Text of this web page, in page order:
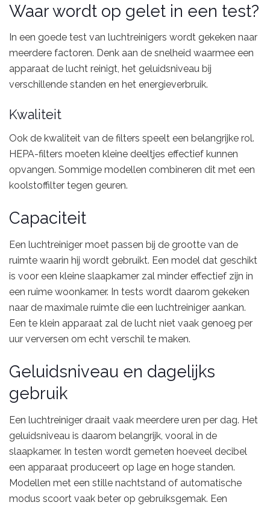
Waar wordt op gelet in een test?
In een goede test van luchtreinigers wordt gekeken naar
meerdere factoren. Denk aan de snelheid waarmee een
apparaat de lucht reinigt, het geluidsniveau bij
verschillende standen en het energieverbruik.
Kwaliteit
Ook de kwaliteit van de filters speelt een belangrijke rol.
HEPA-filters moeten kleine deeltjes effectief kunnen
opvangen. Sommige modellen combineren dit met een
koolstoffilter tegen geuren.
Capaciteit
Een luchtreiniger moet passen bij de grootte van de
ruimte waarin hij wordt gebruikt. Een model dat geschikt
is voor een kleine slaapkamer zal minder effectief zijn in
een ruime woonkamer. In tests wordt daarom gekeken
naar de maximale ruimte die een luchtreiniger aankan.
Een te klein apparaat zal de lucht niet vaak genoeg per
uur verversen om echt verschil te maken.
Geluidsniveau en dagelijks
gebruik
Een luchtreiniger draait vaak meerdere uren per dag. Het
geluidsniveau is daarom belangrijk, vooral in de
slaapkamer. In testen wordt gemeten hoeveel decibel
een apparaat produceert op lage en hoge standen.
Modellen met een stille nachtstand of automatische
modus scoort vaak beter op gebruiksgemak. Een